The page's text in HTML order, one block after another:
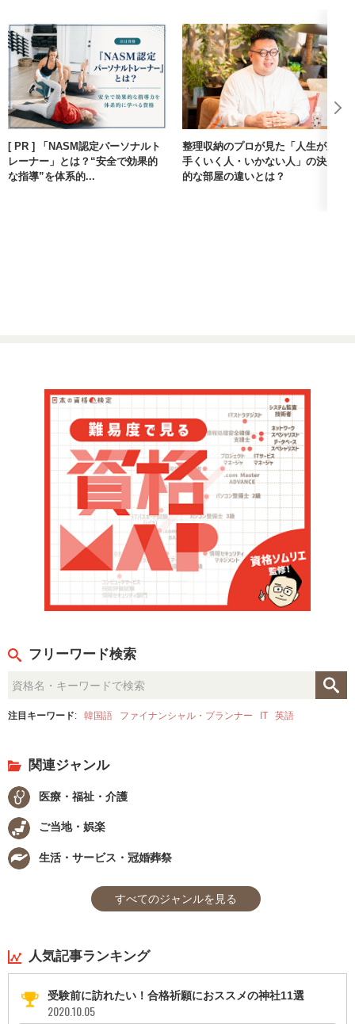
[ PR ] 「NASM認定パーソナルト
レーナー」とは？“安全で効果的
な指導”を体系的...
整理収納のプロが見た「人生が上
手くいく人・いかない人」の決定
的な部屋の違いとは？
フリーワード検索
注目キーワード: 韓国語 ファイナンシャル・プランナー IT 英語
関連ジャンル
医療・福祉・介護
ご当地・娯楽
生活・サービス・冠婚葬祭
すべてのジャンルを見る
人気記事ランキング
受験前に訪れたい！合格祈願におススメの神社11選
2020.10.05